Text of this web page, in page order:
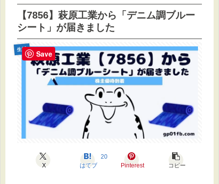
【7856】萩原工業から「デニム調ブルー
シート」が届きました
生活
X はてブ
20
Pinterest
コピー
Save